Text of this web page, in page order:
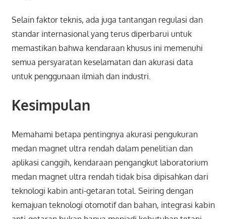
Selain faktor teknis, ada juga tantangan regulasi dan
standar internasional yang terus diperbarui untuk
memastikan bahwa kendaraan khusus ini memenuhi
semua persyaratan keselamatan dan akurasi data
untuk penggunaan ilmiah dan industri.
Kesimpulan
Memahami betapa pentingnya akurasi pengukuran
medan magnet ultra rendah dalam penelitian dan
aplikasi canggih, kendaraan pengangkut laboratorium
medan magnet ultra rendah tidak bisa dipisahkan dari
teknologi kabin anti-getaran total. Seiring dengan
kemajuan teknologi otomotif dan bahan, integrasi kabin